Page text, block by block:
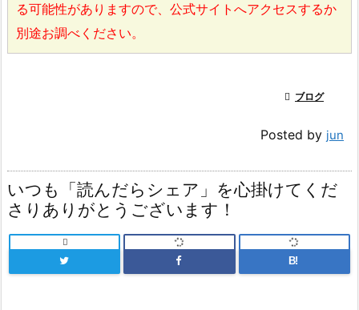
る可能性がありますので、公式サイトへアクセスするか
別途お調べください。
 ブログ
Posted by jun
いつも「読んだらシェア」を心掛けてくだ
さりありがとうございます！

B!